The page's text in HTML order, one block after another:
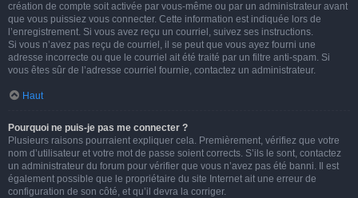
création de compte soit activée par vous-même ou par un administrateur avant
que vous puissiez vous connecter. Cette information est indiquée lors de
l’enregistrement. Si vous avez reçu un courriel, suivez ses instructions.
Si vous n’avez pas reçu de courriel, il se peut que vous ayez fourni une
adresse incorrecte ou que le courriel ait été traité par un filtre anti-spam. Si
vous êtes sûr de l’adresse courriel fournie, contactez un administrateur.
Haut
Pourquoi ne puis-je pas me connecter ?
Plusieurs raisons pourraient expliquer cela. Premièrement, vérifiez que votre
nom d’utilisateur et votre mot de passe soient corrects. S’ils le sont, contactez
un administrateur du forum pour vérifier que vous n’avez pas été banni. Il est
également possible que le propriétaire du site Internet ait une erreur de
configuration de son côté, et qu’il devra la corriger.